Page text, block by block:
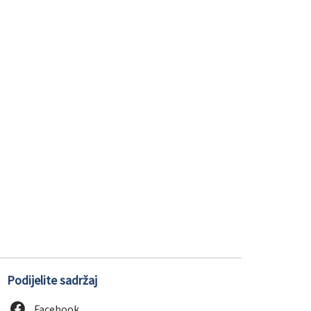
Podijelite sadržaj